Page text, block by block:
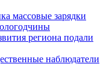
массовые зарядки
региона подали
наблюдатели